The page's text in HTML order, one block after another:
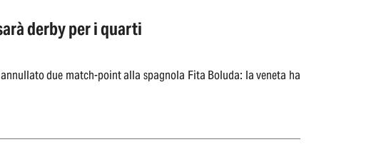
derby per i quarti
due match-point alla spagnola Fita Boluda: la veneta ha